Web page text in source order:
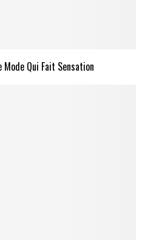
Qui Fait Sensation